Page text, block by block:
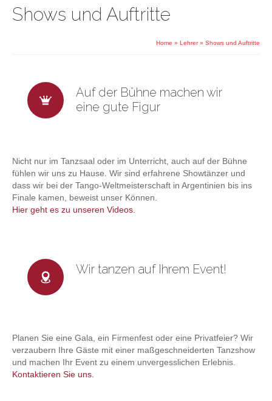
Shows und Auftritte
Home » Lehrer » Shows und Auftritte
Auf der Bühne machen wir
eine gute Figur
Nicht nur im Tanzsaal oder im Unterricht, auch auf der Bühne
fühlen wir uns zu Hause. Wir sind erfahrene Showtänzer und
dass wir bei der Tango-Weltmeisterschaft in Argentinien bis ins
Finale kamen, beweist unser Können.
Hier geht es zu unseren Videos.
Wir tanzen auf Ihrem Event!
Planen Sie eine Gala, ein Firmenfest oder eine Privatfeier? Wir
verzaubern Ihre Gäste mit einer maßgeschneiderten Tanzshow
und machen Ihr Event zu einem unvergesslichen Erlebnis.
Kontaktieren Sie uns.